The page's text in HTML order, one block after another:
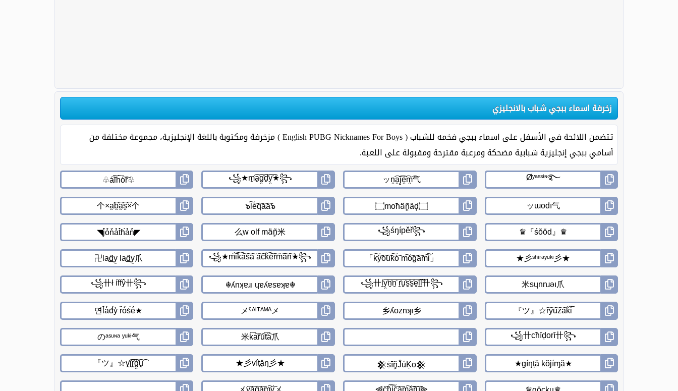
زخرفة اسماء ببجي شباب بالانجليزي
تتضمن اللائحة في الأسفل على اسماء ببجي فخمه للشباب ( English PUBG Nicknames For Boys ) مزخرفة ومكتوبة باللغة الإنجليزية، مجموعة مختلفة من
أسامي ببجي إنجليزية شبابية مضحكة ومرعبة مقترحة ومقبولة على اللعبة.